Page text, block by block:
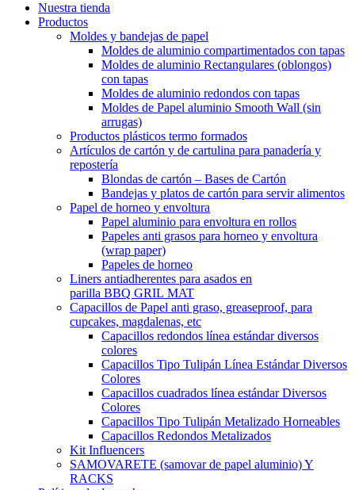
Nuestra tienda
Productos
Moldes y bandejas de papel
Moldes de aluminio compartimentados con tapas
Moldes de aluminio Rectangulares (oblongos)
con tapas
Moldes de aluminio redondos con tapas
Moldes de Papel aluminio Smooth Wall (sin
arrugas)
Productos plásticos termo formados
Artículos de cartón y de cartulina para panadería y
repostería
Blondas de cartón – Bases de Cartón
Bandejas y platos de cartón para servir alimentos
Papel de horneo y envoltura
Papel aluminio para envoltura en rollos
Papeles anti grasos para horneo y envoltura
(wrap paper)
Papeles de horneo
Liners antiadherentes para asados en
parilla BBQ GRIL MAT
Capacillos de Papel anti graso, greaseproof, para
cupcakes, magdalenas, etc
Capacillos redondos línea estándar diversos
colores
Capacillos Tipo Tulipán Línea Estándar Diversos
Colores
Capacillos cuadrados línea estándar Diversos
Colores
Capacillos Tipo Tulipán Metalizado Horneables
Capacillos Redondos Metalizados
Kit Influencers
SAMOVARETE (samovar de papel aluminio) Y
RACKS